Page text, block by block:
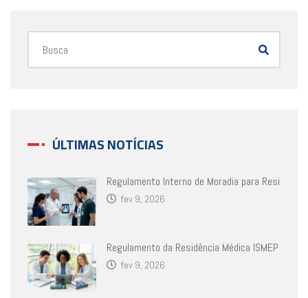
ÚLTIMAS NOTÍCIAS
Regulamento Interno de Moradia para Resi
fev 9, 2026
Regulamento da Residência Médica ISMEP
fev 9, 2026